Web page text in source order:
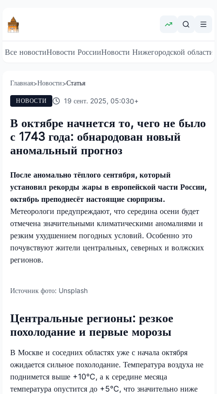
Все новостиНовости РоссииНовости Нижегородской области
Главная>Новости>Статья
НОВОСТИ 19 сент. 2025, 05:030+
В октябре начнется то, чего не было
с 1743 года: обнародован новый
аномальный прогноз
После аномально тёплого сентября, который
установил рекорды жары в европейской части России,
октябрь преподнесёт настоящие сюрпризы.
Метеорологи предупреждают, что середина осени будет
отмечена значительными климатическими аномалиями и
резким ухудшением погодных условий. Особенно это
почувствуют жители центральных, северных и волжских
регионов.
Источник фото: Unsplash
Центральные регионы: резкое
похолодание и первые морозы
В Москве и соседних областях уже с начала октября
ожидается сильное похолодание. Температура воздуха не
поднимется выше +10°C, а к середине месяца
температура опустится до +5°C, что значительно ниже